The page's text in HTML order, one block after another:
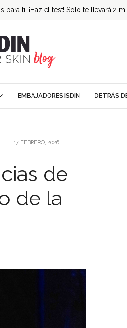
ti. ¡Haz el test! Solo te llevará 2
EMBAJADORES ISDIN DETRÁS
17 FEBRERO, 2026
de
de la